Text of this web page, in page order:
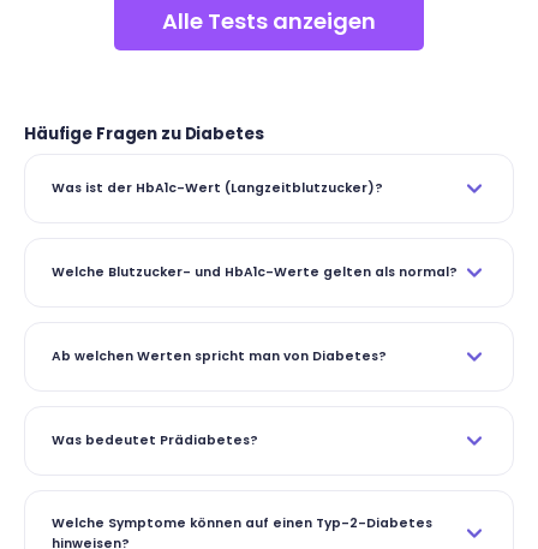
Alle Tests anzeigen
Häufige Fragen zu Diabetes
Was ist der HbA1c-Wert (Langzeitblutzucker)?
Welche Blutzucker- und HbA1c-Werte gelten als normal?
Ab welchen Werten spricht man von Diabetes?
Was bedeutet Prädiabetes?
Welche Symptome können auf einen Typ-2-Diabetes
hinweisen?